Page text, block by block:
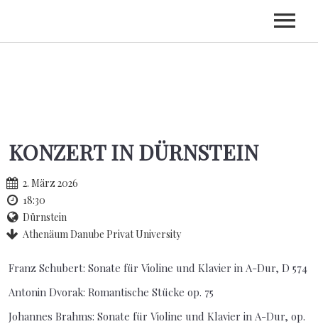
CDS
KONZERT IN DÜRNSTEIN
2. März 2026
18:30
Dürnstein
Athenäum Danube Privat University
Franz Schubert: Sonate für Violine und Klavier in A-Dur, D 574
Antonin Dvorak: Romantische Stücke op. 75
Johannes Brahms: Sonate für Violine und Klavier in A-Dur, op.